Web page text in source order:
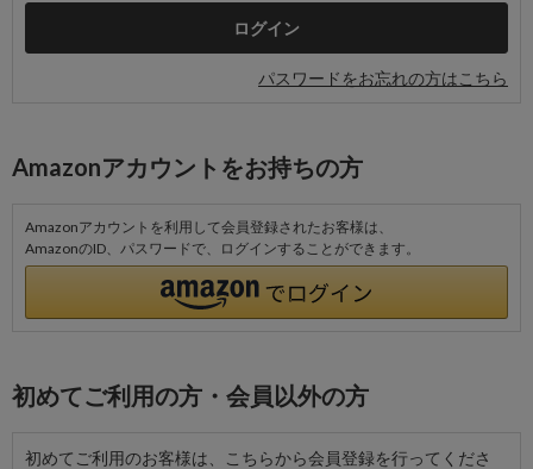
パスワードをお忘れの方はこちら
Amazonアカウントをお持ちの方
Amazonアカウントを利用して会員登録されたお客様は、
AmazonのID、パスワードで、ログインすることができます。
初めてご利用の方・会員以外の方
初めてご利用のお客様は、こちらから会員登録を行ってくださ